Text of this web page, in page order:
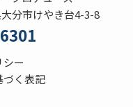
分市けやき台4-3-8
ー
づく表記